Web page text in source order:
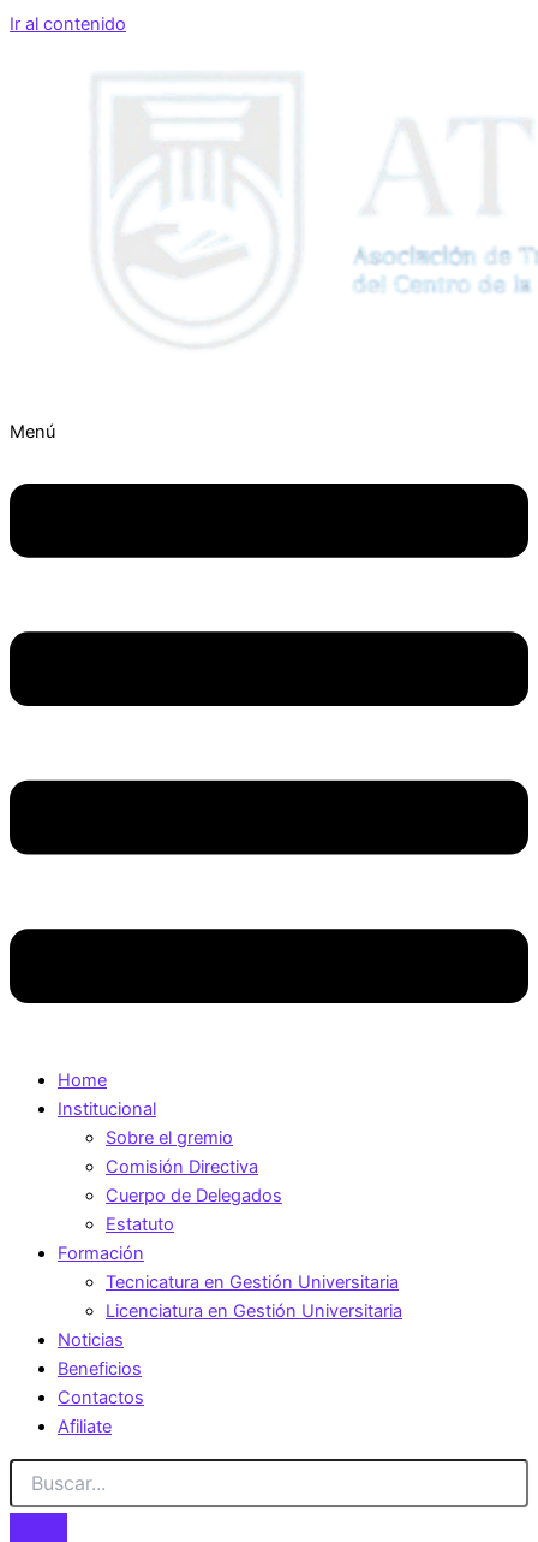
Ir al contenido
Menú
Home
Institucional
Sobre el gremio
Comisión Directiva
Cuerpo de Delegados
Estatuto
Formación
Tecnicatura en Gestión Universitaria
Licenciatura en Gestión Universitaria
Noticias
Beneficios
Contactos
Afiliate